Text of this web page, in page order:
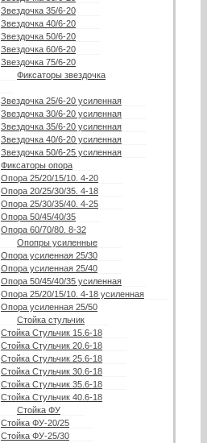
Звездочка 35/6-20
Звездочка 40/6-20
Звездочка 50/6-20
Звездочка 60/6-20
Звездочка 75/6-20
Фиксаторы звездочка
Звездочка 25/6-20 усиленная
Звездочка 30/6-20 усиленная
Звездочка 35/6-20 усиленная
Звездочка 40/6-20 усиленная
Звездочка 50/6-25 усиленная
Фиксаторы опора
Опора 25/20/15/10. 4-20
Опора 20/25/30/35. 4-18
Опора 25/30/35/40. 4-25
Опора 50/45/40/35
Опора 60/70/80. 8-32
Опопры усиленные
Опора усиленная 25/30
Опора усиленная 25/40
Опора 50/45/40/35 усиленная
Опора 25/20/15/10. 4-18 усиленная
Опора усиленная 25/50
Стойка стульчик
Стойка Стульчик 15.6-18
Стойка Стульчик 20.6-18
Стойка Стульчик 25.6-18
Стойка Стульчик 30.6-18
Стойка Стульчик 35.6-18
Стойка Стульчик 40.6-18
Стойка ФУ
Стойка ФУ-20/25
Стойка ФУ-25/30